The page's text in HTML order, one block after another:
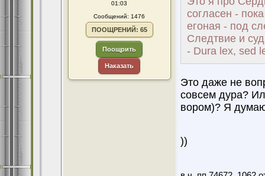
01:03
Сообщений: 1476
ПООЩРЕНИЙ: 65
Поощрить
Наказать
согласен -
егоная - под
Следтвие и
- Dura lex, sed
Это даже не
совсем дура?
вором)? Я
))